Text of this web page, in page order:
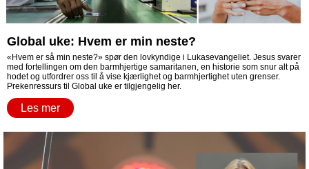
Global uke: Hvem er min neste?
«Hvem er så min neste?» spør den lovkyndige i Lukasevangeliet. Jesus svarer
med fortellingen om den barmhjertige samaritanen, en historie som snur alt på
hodet og utfordrer oss til å vise kjærlighet og barmhjertighet uten grenser.
Prekenressurs til Global uke er tilgjengelig her.
Les mer